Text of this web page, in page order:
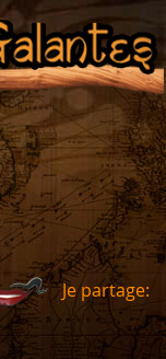
Je partage: